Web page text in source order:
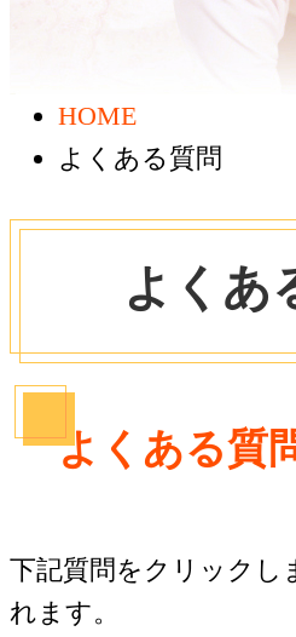
HOME
よくある質問
よくあ
よくある質
下記質問をクリックし
れます。